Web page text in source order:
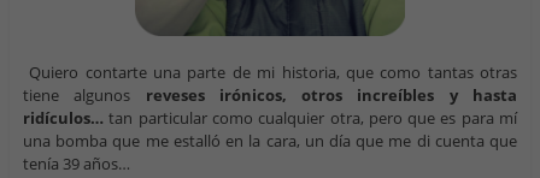
Quiero contarte una parte de mi historia, que como tantas otras
tiene algunos reveses irónicos, otros increíbles y hasta
ridículos…tan particular como cualquier otra, pero que es para mí
una bomba que me estalló en la cara, un día que me di cuenta que
tenía 39 años…